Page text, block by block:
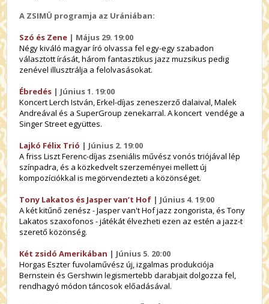
A ZSIMÜ programja az Urániában:
Szó és Zene | Május 29. 19:00
Négy kiváló magyar író olvassa fel egy-egy szabadon
választott írását, három fantasztikus jazz muzsikus pedig
zenével illusztrálja a felolvasásokat.
Ébredés | Június 1. 19:00
Koncert Lerch István, Erkel-díjas zeneszerző dalaival, Malek
Andreával és a SuperGroup zenekarral. A koncert vendége a
Singer Street együttes.
Lajkó Félix Trió | Június 2. 19:00
A friss Liszt Ferenc-díjas zseniális művész vonós triójával lép
színpadra, és a közkedvelt szerzeményei mellett új
kompozíciókkal is megörvendezteti a közönséget.
Tony Lakatos és Jasper van’t Hof | Június 4. 19:00
A két kitűnő zenész - Jasper van't Hof jazz zongorista, és Tony
Lakatos szaxofonos - játékát élvezheti ezen az estén a jazz-t
szerető közönség.
Két zsidó Amerikában | Június 5. 20:00
Horgas Eszter fuvolaművész új, izgalmas produkciója
Bernstein és Gershwin legismertebb darabjait dolgozza fel,
rendhagyó módon táncosok előadásával.